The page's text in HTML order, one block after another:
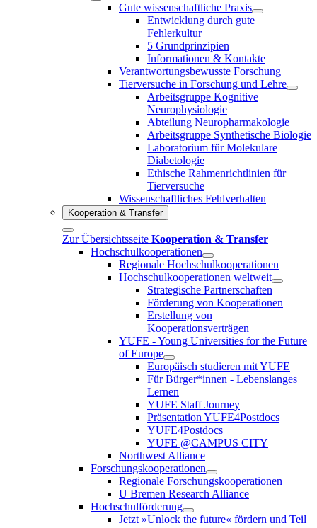
Gute wissenschaftliche Praxis
Entwicklung durch gute
Fehlerkultur
5 Grundprinzipien
Informationen & Kontakte
Verantwortungsbewusste Forschung
Tierversuche in Forschung und Lehre
Arbeitsgruppe Kognitive
Neurophysiologie
Abteilung Neuropharmakologie
Arbeitsgruppe Synthetische Biologie
Laboratorium für Molekulare
Diabetologie
Ethische Rahmenrichtlinien für
Tierversuche
Wissenschaftliches Fehlverhalten
Kooperation & Transfer
Zur Übersichtsseite Kooperation & Transfer
Hochschulkooperationen
Regionale Hochschulkooperationen
Hochschulkooperationen weltweit
Strategische Partnerschaften
Förderung von Kooperationen
Erstellung von
Kooperationsverträgen
YUFE - Young Universities for the Future
of Europe
Europäisch studieren mit YUFE
Für Bürger*innen - Lebenslanges
Lernen
YUFE Staff Journey
Präsentation YUFE4Postdocs
YUFE4Postdocs
YUFE @CAMPUS CITY
Northwest Alliance
Forschungskooperationen
Regionale Forschungskooperationen
U Bremen Research Alliance
Hochschulförderung
Jetzt »Unlock the future« fördern und Teil